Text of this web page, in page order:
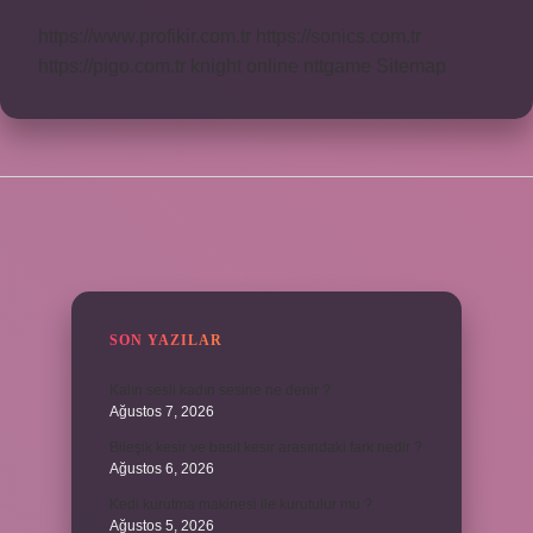
SON YAZILAR
Ağustos 7, 2026
Ağustos 6, 2026
Ağustos 5, 2026